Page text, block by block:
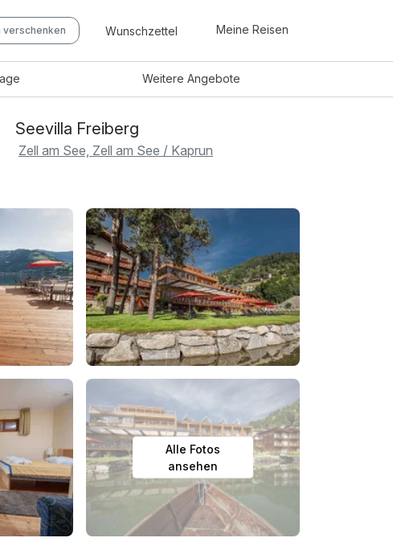
verschenken Wunschzettel Meine Reisen
WeitereAngebote
Seevilla Freiberg
Zell am See, Zell am See / Kaprun
Alle Fotos
ansehen